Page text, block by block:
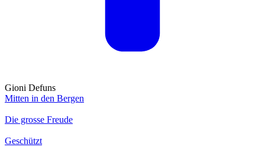
Gioni Defuns
Mitten in den Bergen
Die grosse Freude
Geschützt